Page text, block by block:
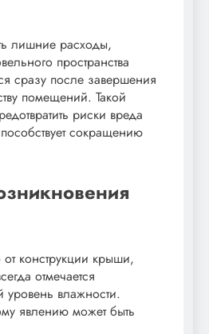
лишние расходы,
пространства
сразу после завершения
помещений. Такой
риски вреда
сокращению
конструкции крыши,
отмечается
влажности.
явлению может быть